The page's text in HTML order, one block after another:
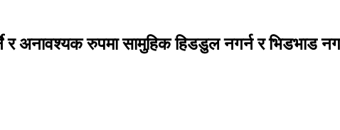
र अनावश्यक रुपमा सामुहिक हिडडुल नगर्न र भिडभाड